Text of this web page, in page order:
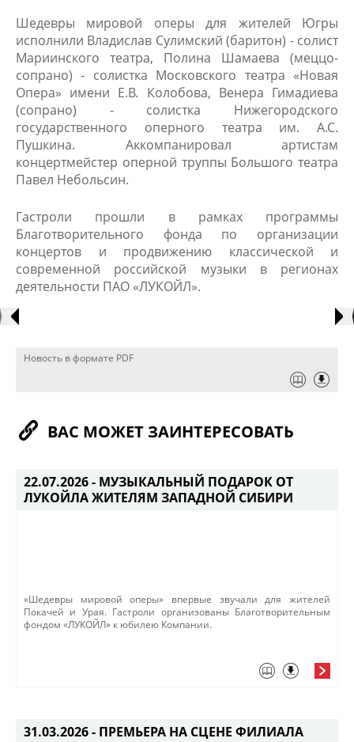
Шедевры мировой оперы для жителей Югры
исполнили Владислав Сулимский (баритон) - солист
Мариинского театра, Полина Шамаева (меццо-
сопрано) - солистка Московского театра «Новая
Опера» имени Е.В. Колобова, Венера Гимадиева
(сопрано) - солистка Нижегородского
государственного оперного театра им. А.С.
Пушкина. Аккомпанировал артистам
концертмейстер оперной труппы Большого театра
Павел Небольсин.
​Гастроли прошли в рамках программы
Благотворительного фонда по организации
концертов и продвижению классической и
современной российской музыки в регионах
деятельности ПАО «ЛУКОЙЛ».
Новость в формате PDF
ВАС МОЖЕТ ЗАИНТЕРЕСОВАТЬ
22.07.2026 - МУЗЫКАЛЬНЫЙ ПОДАРОК ОТ
ЛУКОЙЛА ЖИТЕЛЯМ ЗАПАДНОЙ СИБИРИ
«Шедевры мировой оперы» впервые звучали для жителей
Покачей и Урая. Гастроли организованы Благотворительным
фондом «ЛУКОЙЛ» к юбилею Компании.
31.03.2026 - ПРЕМЬЕРА НА СЦЕНЕ ФИЛИАЛА